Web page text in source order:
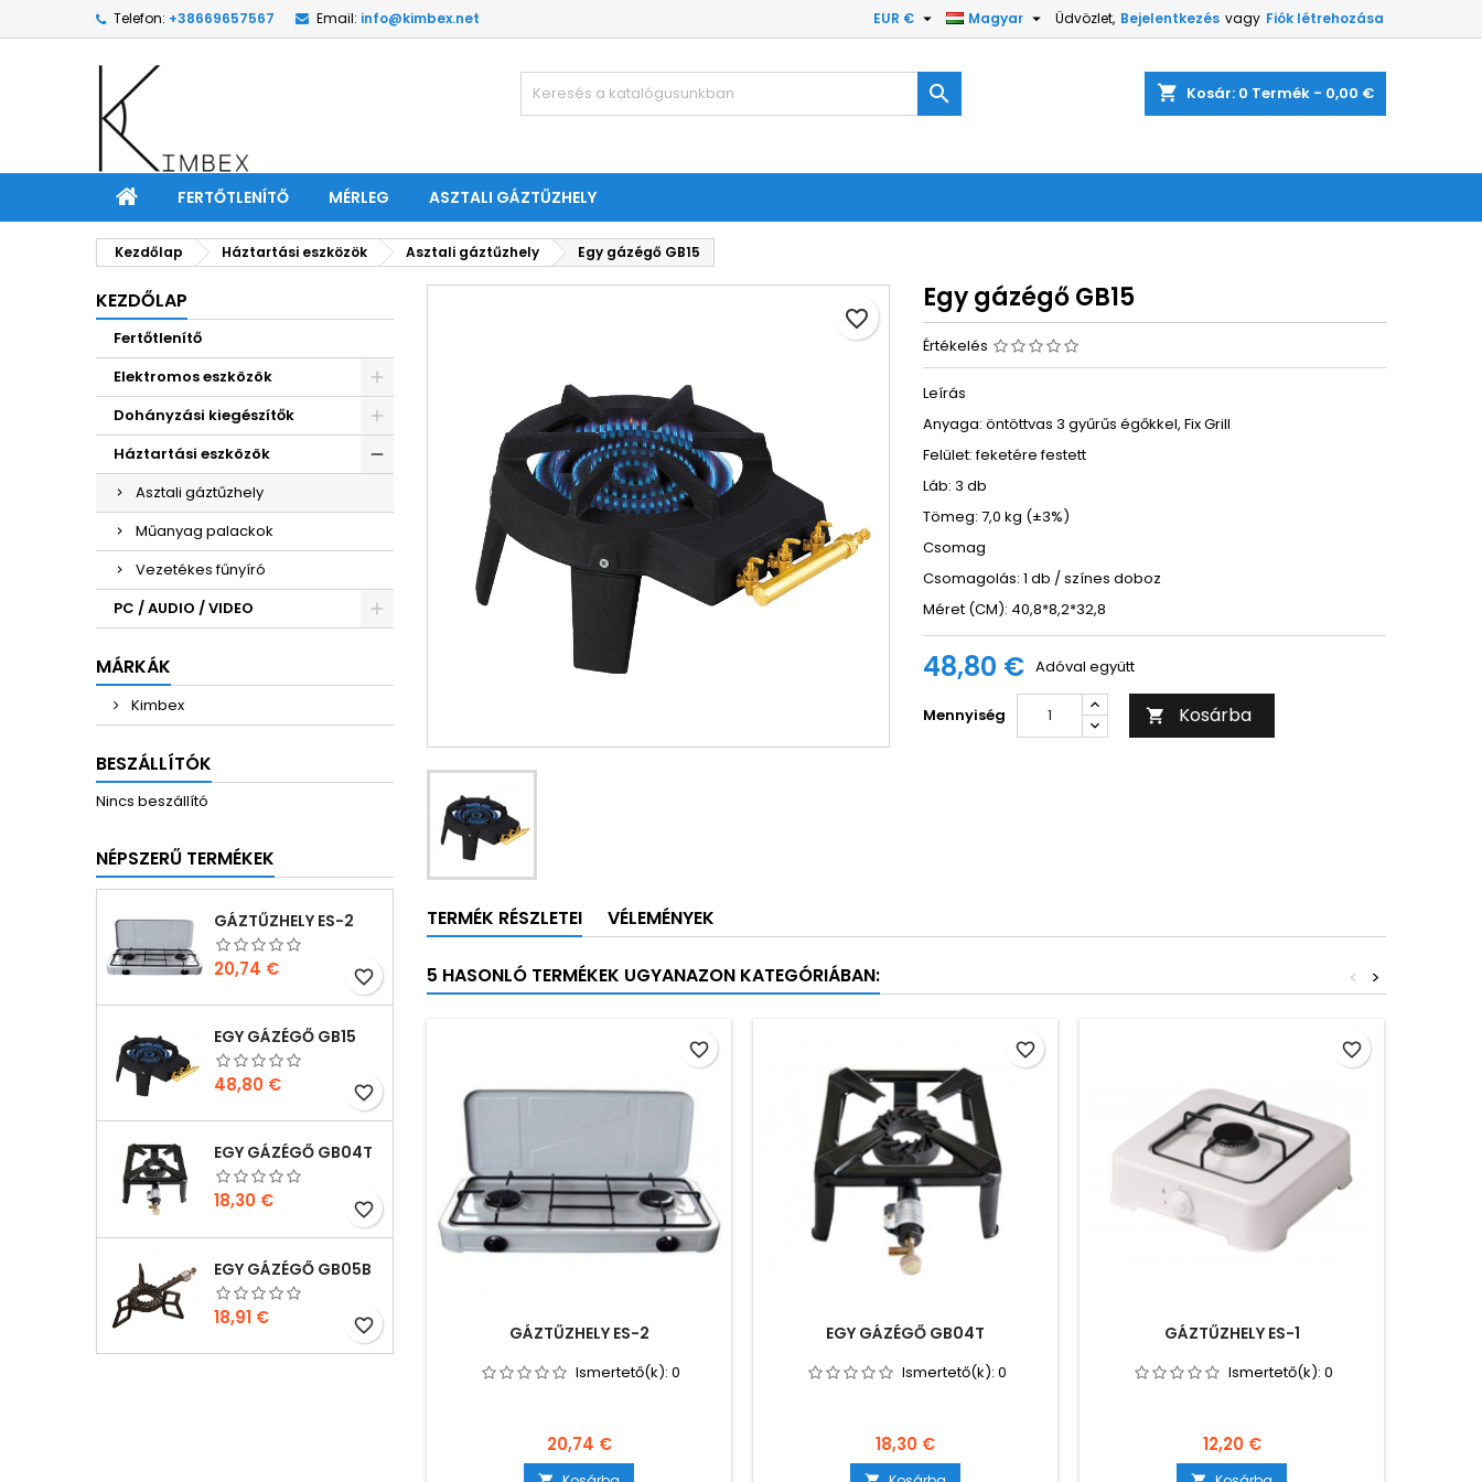
Telefon: +38669657567 Email: info@kimbex.net Üdvözlet, Bejelentkezés vagy Fiók létrehozása
Magyar 
EUR € 
shopping_cart Kosár: 0 Termék - 0,00 €

FERTŐTLENÍTŐ MÉRLEG ASZTALI GÁZTŰZHELY
Kezdőlap Háztartási eszközök Asztali gáztűzhely Egy gázégő GB15
KEZDŐLAP
Fertőtlenítő
Elektromos eszközök
Dohányzási kiegészítők
Háztartási eszközök
Asztali gáztűzhely
Műanyag palackok
Vezetékes fűnyíró
PC / AUDIO / VIDEO
MÁRKÁK
Kimbex
BESZÁLLÍTÓK
Nincs beszállító
NÉPSZERŰ TERMÉKEK
GÁZTŰZHELY ES-2
Ár
20,74 € favorite_border
EGY GÁZÉGŐ GB15
Ár
48,80 € favorite_border
EGY GÁZÉGŐ GB04T
Ár
18,30 € favorite_border
EGY GÁZÉGŐ GB05B
Ár
18,91 € favorite_border
favorite_border
Egy gázégő GB15
Értékelés
Leírás
Anyaga: öntöttvas 3 gyűrűs égőkkel, Fix Grill
Felület: feketére festett
Láb: 3 db
Tömeg: 7,0 kg (±3%)
Csomag
Csomagolás: 1 db / színes doboz
Méret (CM): 40,8*8,2*32,8
48,80 € Adóval együtt
Mennyiség  Kosárba
TERMÉK RÉSZLETEI VÉLEMÉNYEK
5 HASONLÓ TERMÉKEK UGYANAZON KATEGÓRIÁBAN: >
<
GÁZTŰZHELY ES-2
Ismertető(k): 0
Ár
20,74 €
favorite_border
EGY GÁZÉGŐ GB04T
Ismertető(k): 0
Ár
18,30 €
favorite_border
GÁZTŰZHELY ES-1
Ismertető(k): 0
Ár
12,20 €
favorite_border